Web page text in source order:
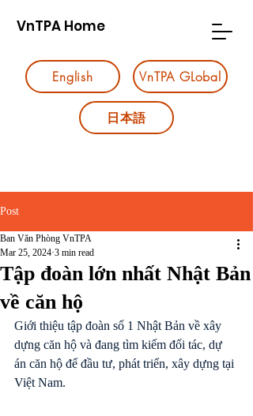
VnTPA Home
English VnTPA GLobal
日本語
Post
Tập đoàn lớn nhất Nhật Bản
về căn hộ
Ban Văn Phòng VnTPA
Mar 25, 2024 3 min read
Giới thiệu tập đoàn số 1 Nhật Bản về xây
dựng căn hộ và đang tìm kiếm đối tác, dự
án căn hộ để đầu tư, phát triển, xây dựng tại
Việt Nam.